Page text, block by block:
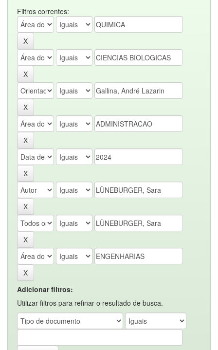
Filtros correntes:
Adicionar filtros:
Utilizar filtros para refinar o resultado de busca.